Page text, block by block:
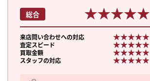
総合 ★★★★★
★★★★★
来店問い合わせへの対応 ★★★★★
★★★★★
査定スピード
★★★★★
★★★★★
買取金額
★★★★★
★★★★★
スタッフの対応
★★★★★
★★★★★